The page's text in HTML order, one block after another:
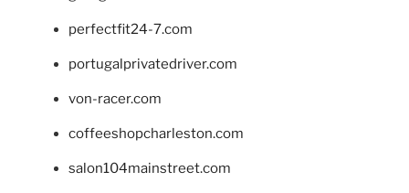
perfectfit24-7.com
portugalprivatedriver.com
von-racer.com
coffeeshopcharleston.com
salon104mainstreet.com